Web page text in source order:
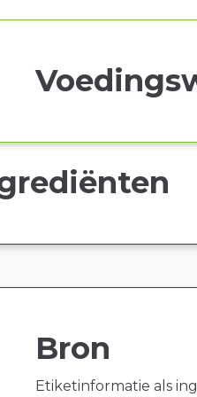
Bron
Etiketinformatie als